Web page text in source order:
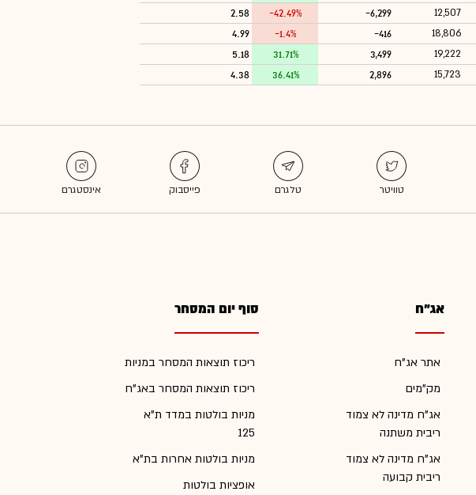
12,507
-6,299
-42.49%
2.58
18,806
-416
-1.4%
4.99
19,222
3,499
31.71%
5.18
15,723
2,896
36.41%
4.38
אג"ח
אתר אג"ח
מק"מים
אג"ח מדינה לא צמוד
ריבית משתנה
אג"ח מדינה לא צמוד
ריבית קבועה
סוף יום המסחר
ריכוז תוצאות המסחר במניות
ריכוז תוצאות המסחר באג"ח
מניות בולטות במדד ת"א
125
מניות בולטות אחרות בת"א
אופציות בולטות